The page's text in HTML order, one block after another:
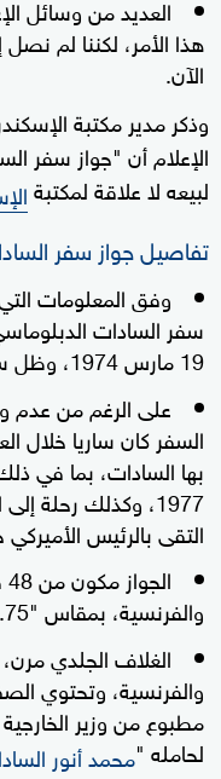
العديد من وسائل
هذا الأمر، لكننا لم
الآن.
وذكر مدير مكتبة
الإعلام أن "جواز سفر
لبيعه لا علاقة لمكتبة
تفاصيل جواز سفر
وفق المعلومات
19 مارس 1974، وظل ساريا حتى 18 مارس 1981.
على الرغم من عدم
السفر كان ساريا خلال
التقى بالرئيس
والفرنسية، بمقاس "3.75 × 5.25".
الغلاف الجلدي
والفرنسية، وتحتوي
مطبوع من وزير
لحامله "محمد أنور